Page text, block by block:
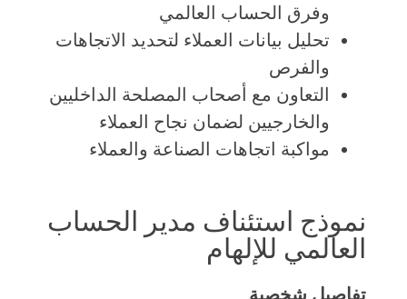
وفرق الحساب العالمي
تحليل بيانات العملاء لتحديد الاتجاهات
والفرص
التعاون مع أصحاب المصلحة الداخليين
والخارجيين لضمان نجاح العملاء
مواكبة اتجاهات الصناعة والعملاء
نموذج استئناف مدير الحساب
العالمي للإلهام
تفاصيل شخصية